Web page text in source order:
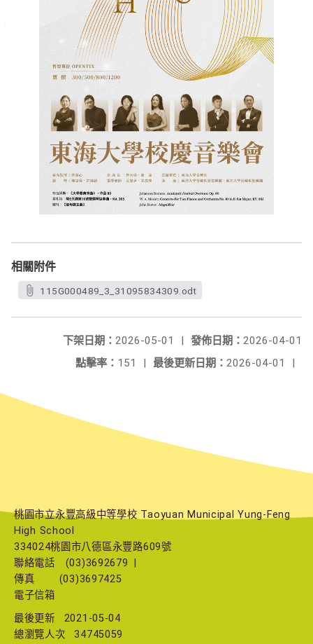
相關附件
115G000489_3_31095834309.odt
發佈日期： 2026-04-01
下架日期： 2026-05-01
|
最後更新日期： 2026-04-01 |
點擊率： 151 |
桃園市立永豐高級中等學校 Taoyuan Municipal Yung-Feng
High School
334024桃園市八德區永豐路609號
聯絡電話
(03)3692679
傳真
(03)3697425
電子信箱
最後更新
2021-05-04
總瀏覽人次
34745059